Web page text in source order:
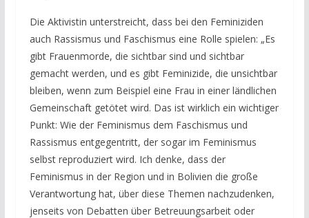
Die Aktivistin unterstreicht, dass bei den Feminiziden
auch Rassismus und Faschismus eine Rolle spielen: „Es
gibt Frauenmorde, die sichtbar sind und sichtbar
gemacht werden, und es gibt Feminizide, die unsichtbar
bleiben, wenn zum Beispiel eine Frau in einer ländlichen
Gemeinschaft getötet wird. Das ist wirklich ein wichtiger
Punkt: Wie der Feminismus dem Faschismus und
Rassismus entgegentritt, der sogar im Feminismus
selbst reproduziert wird. Ich denke, dass der
Feminismus in der Region und in Bolivien die große
Verantwortung hat, über diese Themen nachzudenken,
jenseits von Debatten über Betreuungsarbeit oder